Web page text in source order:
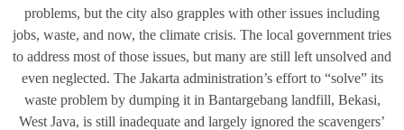
problems, but the city also grapples with other issues including
jobs, waste, and now, the climate crisis. The local government tries
to address most of those issues, but many are still left unsolved and
even neglected. The Jakarta administration’s effort to “solve” its
waste problem by dumping it in Bantargebang landfill, Bekasi,
West Java, is still inadequate and largely ignored the scavengers’